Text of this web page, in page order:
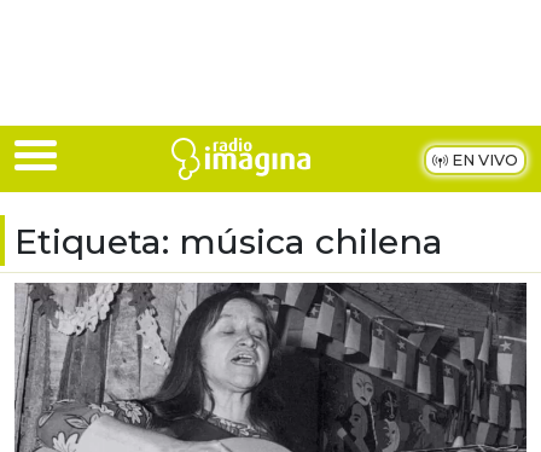
EN VIVO
Etiqueta: música chilena